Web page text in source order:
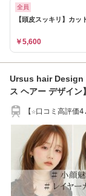
全員
【頭皮スッキリ】カ
￥5,600
Ursus hair Design
ス ヘアー デザイン】
【☆口コミ高評